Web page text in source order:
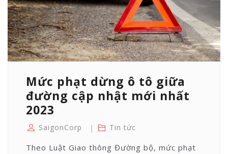
HAY
THÁCH
THỨC?
Mức phạt dừng ô tô giữa
đường cập nhật mới nhất
2023
SaigonCorp Tin tức
Theo Luật Giao thông Đường bộ, mức phạt